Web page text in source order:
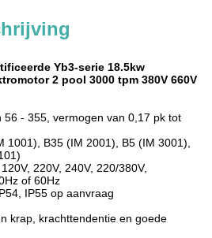
Yb3-serie 18.5kw
2 pool 3000 tpm 380V 660V
56 - 355, vermogen van 0,17 pk tot
1001), B35 (IM 2001), B5 (IM 3001),
220V, 240V, 220/380V,
of 60Hz
IP55 op aanvraag
krap, krachttendentie en goede